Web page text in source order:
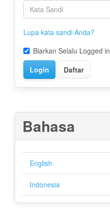
Lupa kata sandi Anda?
Biarkan Selalu Logged in
Login
Daftar
Bahasa
English
Indonesia